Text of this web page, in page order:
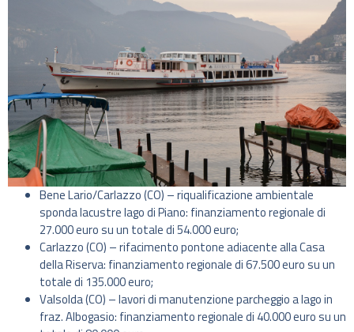
Bene Lario/Carlazzo (CO) – riqualificazione ambientale
sponda lacustre lago di Piano: finanziamento regionale di
27.000 euro su un totale di 54.000 euro;
Carlazzo (CO) – rifacimento pontone adiacente alla Casa
della Riserva: finanziamento regionale di 67.500 euro su un
totale di 135.000 euro;
Valsolda (CO) – lavori di manutenzione parcheggio a lago in
fraz. Albogasio: finanziamento regionale di 40.000 euro su un